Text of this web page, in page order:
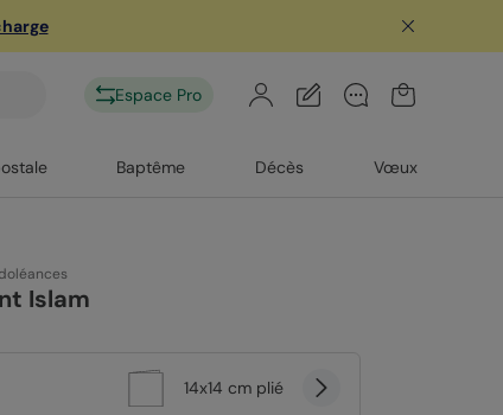
Espace Pro
Baptême Décès Vœux
Islam
14x14 cm plié